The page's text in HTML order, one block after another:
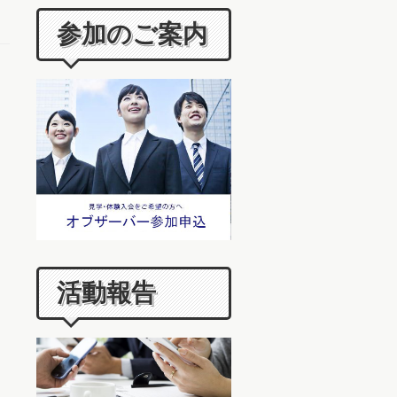
参加のご案内
活動報告